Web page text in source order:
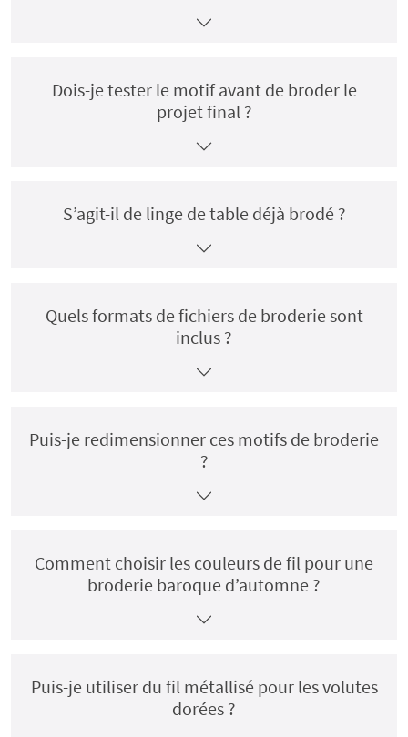
Dois-je tester le motif avant de broder le
projet final ?
S’agit-il de linge de table déjà brodé ?
Quels formats de fichiers de broderie sont
inclus ?
Puis-je redimensionner ces motifs de broderie
?
Comment choisir les couleurs de fil pour une
broderie baroque d’automne ?
Puis-je utiliser du fil métallisé pour les volutes
dorées ?